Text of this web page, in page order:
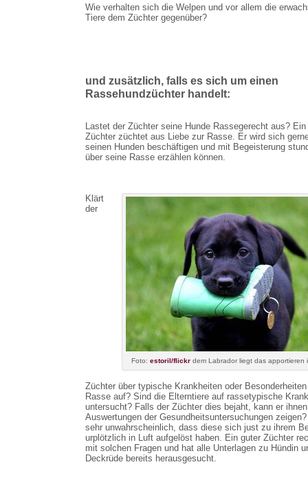
Wie verhalten sich die Welpen und vor allem die
Tiere dem Züchter gegenüber?
und zusätzlich, falls es sich um einen
Rassehundzüchter handelt:
Lastet der Züchter seine Hunde Rassegerecht aus? Ein
Züchter züchtet aus Liebe zur Rasse. Er wird sich
seinen Hunden beschäftigen und mit Begeisterung
über seine Rasse erzählen können.
Foto: estoril/flickrdem Labrador liegt das apportieren
Klärt
der
Züchter über typische Krankheiten oder
Rasse auf? Sind die Elterntiere auf rassetypische
untersucht? Falls der Züchter dies bejaht, kann er
Auswertungen der Gesundheitsuntersuchungen
sehr unwahrscheinlich, dass diese sich just zu ihrem
urplötzlich in Luft aufgelöst haben. Ein guter Züchter
mit solchen Fragen und hat alle Unterlagen zu Hündin
Deckrüde bereits herausgesucht.